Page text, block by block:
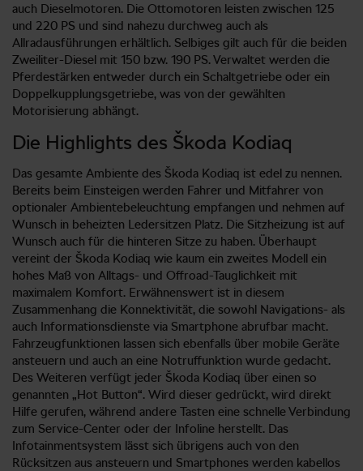
auch Dieselmotoren. Die Ottomotoren leisten zwischen 125
und 220 PS und sind nahezu durchweg auch als
Allradausführungen erhältlich. Selbiges gilt auch für die beiden
Zweiliter-Diesel mit 150 bzw. 190 PS. Verwaltet werden die
Pferdestärken entweder durch ein Schaltgetriebe oder ein
Doppelkupplungsgetriebe, was von der gewählten
Motorisierung abhängt.
Die Highlights des Škoda Kodiaq
Das gesamte Ambiente des Škoda Kodiaq ist edel zu nennen.
Bereits beim Einsteigen werden Fahrer und Mitfahrer von
optionaler Ambientebeleuchtung empfangen und nehmen auf
Wunsch in beheizten Ledersitzen Platz. Die Sitzheizung ist auf
Wunsch auch für die hinteren Sitze zu haben. Überhaupt
vereint der Škoda Kodiaq wie kaum ein zweites Modell ein
hohes Maß von Alltags- und Offroad-Tauglichkeit mit
maximalem Komfort. Erwähnenswert ist in diesem
Zusammenhang die Konnektivität, die sowohl Navigations- als
auch Informationsdienste via Smartphone abrufbar macht.
Fahrzeugfunktionen lassen sich ebenfalls über mobile Geräte
ansteuern und auch an eine Notruffunktion wurde gedacht.
Des Weiteren verfügt jeder Škoda Kodiaq über einen so
genannten „Hot Button“. Wird dieser gedrückt, wird direkt
Hilfe gerufen, während andere Tasten eine schnelle Verbindung
zum Service-Center oder der Infoline herstellt. Das
Infotainmentsystem lässt sich übrigens auch von den
Rücksitzen aus ansteuern und Smartphones werden kabellos